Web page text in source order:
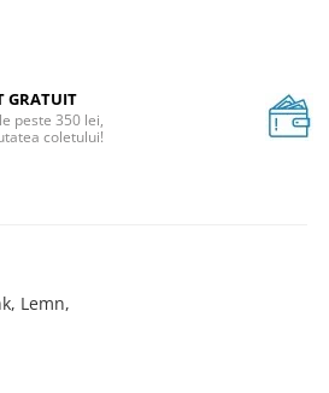
Facebook
GRATUIT
peste 350 lei,
coletului!
Lemn,